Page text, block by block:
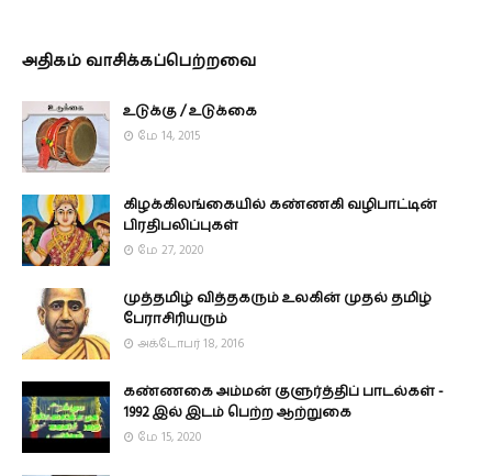
அதிகம் வாசிக்கப்பெற்றவை
உடுக்கு / உடுக்கை
மே 14, 2015
கிழக்கிலங்கையில் கண்ணகி வழிபாட்டின்
பிரதிபலிப்புகள்
மே 27, 2020
முத்தமிழ் வித்தகரும் உலகின் முதல் தமிழ்
பேராசிரியரும்
அக்டோபர் 18, 2016
கண்ணகை அம்மன் குளுர்த்திப் பாடல்கள் -
1992 இல் இடம் பெற்ற ஆற்றுகை
மே 15, 2020